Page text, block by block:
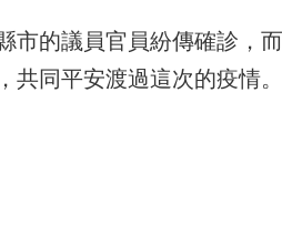
的議員官員紛傳確診，
同平安渡過這次的疫情。